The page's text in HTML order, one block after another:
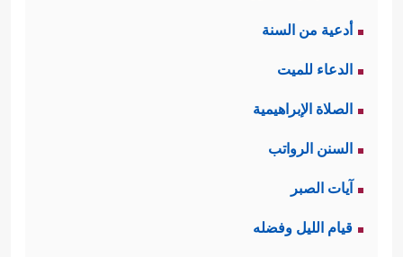
أدعية من السنة
الدعاء للميت
الصلاة الإبراهيمية
السنن الرواتب
آيات الصبر
قيام الليل وفضله